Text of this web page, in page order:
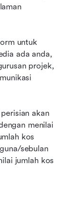
untuk
ada anda,
projek,
akan
menilai
kos
sebulan
jumlah kos